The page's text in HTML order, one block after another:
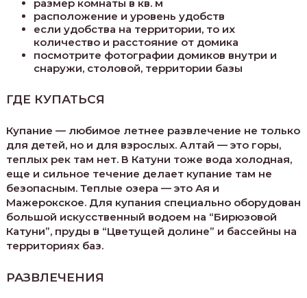
размер комнаты в кв. м
расположение и уровень удобств
если удобства на территории, то их
количество и расстояние от домика
посмотрите фотографии домиков внутри и
снаружи, столовой, территории базы
ГДЕ КУПАТЬСЯ
Купание — любимое летнее развлечение не только
для детей, но и для взрослых. Алтай — это горы,
теплых рек там нет. В Катуни тоже вода холодная,
еще и сильное течение делает купание там не
безопасным. Теплые озера — это Ая и
Мажерокское. Для купания специально оборудован
большой искусственный водоем на “Бирюзовой
Катуни”, пруды в “Цветущей долине” и бассейны на
территориях баз.
РАЗВЛЕЧЕНИЯ